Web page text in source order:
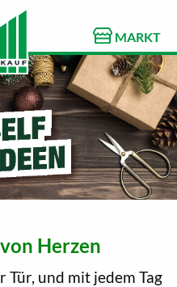
MARKT
Herzen
und mit jedem Tag